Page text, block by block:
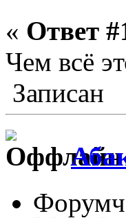
« Ответ
Чем всё
Записан